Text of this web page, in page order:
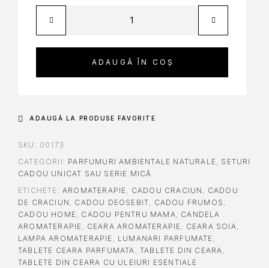
ADAUGĂ ÎN COȘ
ADAUGĂ LA PRODUSE FAVORITE
SKU: 00173
CATEGORII: PARFUMURI AMBIENTALE NATURALE, SETURI
CADOU UNICAT SAU SERIE MICĂ
ETICHETE: AROMATERAPIE, CADOU CRACIUN , CADOU
DE CRACIUN , CADOU DEOSEBIT, CADOU FRUMOS ,
CADOU HOME, CADOU PENTRU MAMA, CANDELA
AROMATERAPIE, CEARA AROMATERAPIE, CEARA SOIA,
LAMPA AROMATERAPIE , LUMANARI PARFUMATE ,
TABLETE CEARA PARFUMATA ,TABLETE DIN CEARA,
TABLETE DIN CEARA CU ULEIURI ESENTIALE